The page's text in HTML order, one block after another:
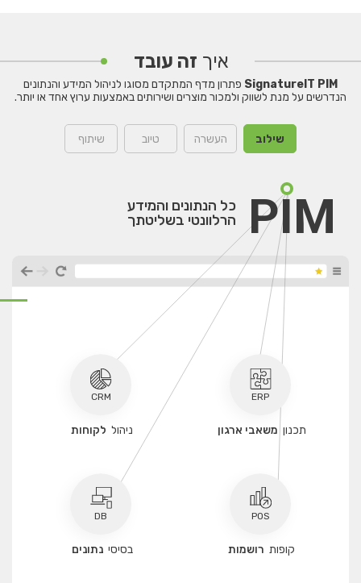
איך זה עובד
SignatureIT PIM פתרון מדף המתקדם מסוגו לניהול המידע והנתונים
הנדרשים על מנת לשווק ולמכור מוצרים ושירותים באמצעות ערוץ אחד או יותר.
שילוב העשרה טיוב שיתוף
PIM
כל הנתונים והמידע
הרלוונטי בשליטתך
תכנון משאבי ארגון
ERP
ניהול לקוחות
CRM
קופות רושמות
POS
בסיסי נתונים
DB